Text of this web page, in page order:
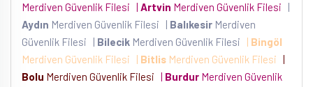
Merdiven Güvenlik Filesi | Artvin Merdiven Güvenlik Filesi
|
Aydın Merdiven Güvenlik Filesi | Balıkesir Merdiven
Güvenlik Filesi
| Bilecik Merdiven Güvenlik Filesi | Bingöl
Merdiven Güvenlik Filesi
| Bitlis Merdiven Güvenlik Filesi |
Bolu Merdiven Güvenlik Filesi | Burdur Merdiven Güvenlik